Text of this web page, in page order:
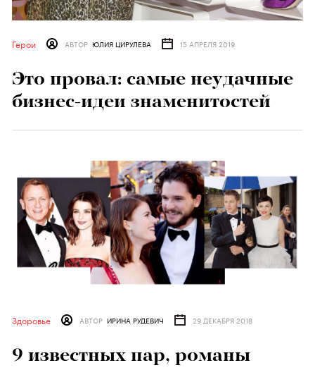
Герои АВТОР ЮЛИЯ ЦИРУЛЕВА 15 АПРЕЛЯ 2019
Это провал: самые неудачные
бизнес-идеи знаменитостей
Здоровье АВТОР ИРИНА РУДЕВИЧ 29 ДЕКАБРЯ 2018
9 известных пар, романы